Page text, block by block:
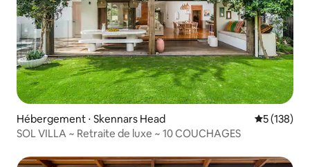
Hébergement ⋅ Skennars Head Évaluation
5 (138)
SOL VILLA ~ Retraite de luxe ~ 10 COUCHAGES